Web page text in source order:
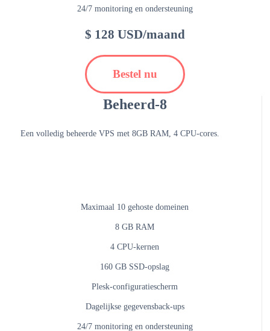
24/7 monitoring en ondersteuning
$ 128 USD/maand
Bestel nu
Beheerd-8
Een volledig beheerde VPS met 8GB RAM, 4 CPU-cores.
Maximaal 10 gehoste domeinen
8 GB RAM
4 CPU-kernen
160 GB SSD-opslag
Plesk-configuratiescherm
Dagelijkse gegevensback-ups
24/7 monitoring en ondersteuning